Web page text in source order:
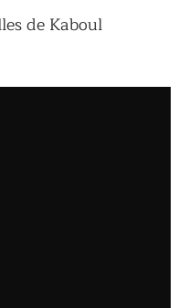
de Kaboul